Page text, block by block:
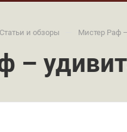
Статьи и обзоры Мистер Раф
–